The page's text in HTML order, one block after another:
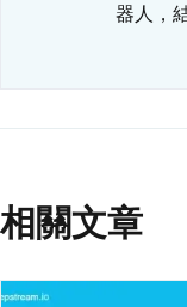
器人，
相關文章